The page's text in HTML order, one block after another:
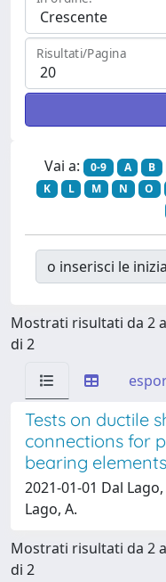
Risultati/Pagina
Vai a: 0-9 A B
K
L M N O
o inserisci le
Mostrati risultati da 2
di 2
Tests on ductile
connections for
bearing elements
2021-01-01 Dal
Lago, A.
Mostrati risultati da 2
di 2